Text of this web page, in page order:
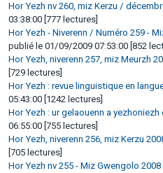
Hor Yezh nv 260, miz Kerzu /
03:38:00 [777 lectures]
Hor Yezh - Niverenn / Numéro 259 -
publié le 01/09/2009 07:53:00 [852
Hor Yezh, niverenn 257, miz Meurzh
[729 lectures]
Hor Yezh : revue linguistique en
05:43:00 [1242 lectures]
Hor Yezh : ur gelaouenn a yezhoniezh
06:55:00 [755 lectures]
Hor Yezh, niverenn 256, miz Kerzu
[705 lectures]
Hor Yezh nv 255 - Miz Gwengolo 2008